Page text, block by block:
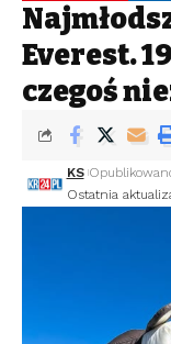
Everest.
czegoś
Ostatnia
KS